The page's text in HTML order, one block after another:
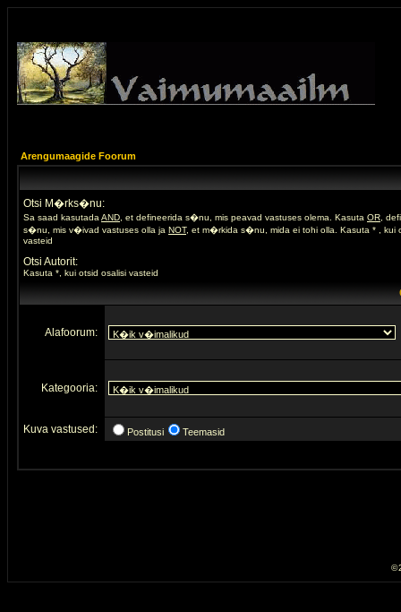
Arengumaagide Foorum
Otsi M�rks�nu:
Sa saad kasutada AND , et defineerida s�nu, mis peavad vastuses olema. Kasuta OR ,
s�nu, mis v�ivad vastuses olla ja NOT, et m�rkida s�nu, mida ei tohi olla. Kasuta * , kui
vasteid
Otsi Autorit:
Kasuta *, kui otsid osalisi vasteid
Alafoorum:
Kategooria:
Kuva vastused: Postitusi Teemasid
©